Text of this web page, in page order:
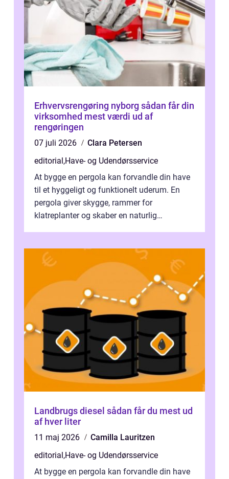
Erhvervsrengøring nyborg sådan får din
virksomhed mest værdi ud af
rengøringen
07 juli 2026
Clara Petersen
editorial ,Have- og Udendørsservice
At bygge en pergola kan forvandle din have
til et hyggeligt og funktionelt uderum. En
pergola giver skygge, rammer for
klatreplanter og skaber en naturlig
Landbrugs diesel sådan får du mest ud
af hver liter
11 maj 2026
Camilla Lauritzen
editorial ,Have- og Udendørsservice
At bygge en pergola kan forvandle din have